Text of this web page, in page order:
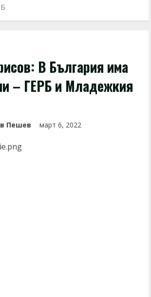
В България има
– ГЕРБ и Младежкия
Пешев март 6, 2022